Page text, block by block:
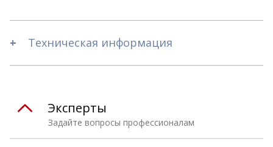
Техническая информация
Задайте вопросы профессионалам
Эксперты